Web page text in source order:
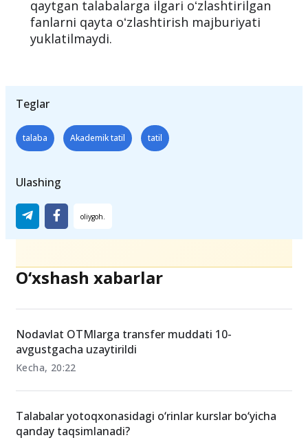
qaytgan talabalarga ilgari oʻzlashtirilgan
fanlarni qayta oʻzlashtirish majburiyati
yuklatilmaydi.
Teglar
talaba Akademik tatil tatil
Ulashing
O‘xshash xabarlar
Nodavlat OTMlarga transfer muddati 10-
avgustgacha uzaytirildi
Kecha, 20:22
Talabalar yotoqxonasidagi o‘rinlar kurslar bo‘yicha
qanday taqsimlanadi?